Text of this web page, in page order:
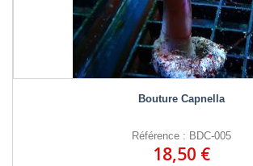
Bouture Capnella
Référence : BDC-005
18,50 €